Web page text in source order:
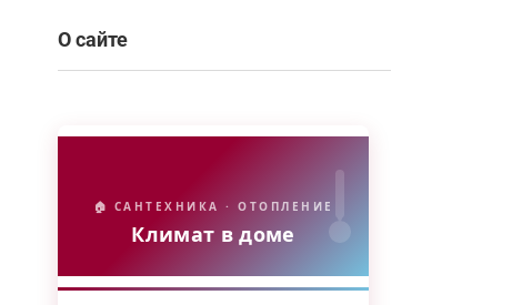
О сайте
🏠 САНТЕХНИКА · ОТОПЛЕНИЕ
Климат в доме